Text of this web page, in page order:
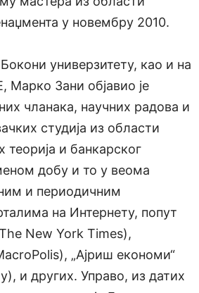
у новембру 2010.
универзитету, као и на
Марко Зани објавио је
чланака, научних радова и
студија из области
и банкарског
добу и то у веома
и периодичним
на Интернету, попут
New York Times),
„Ајриш економи“
и других. Управо, из датих